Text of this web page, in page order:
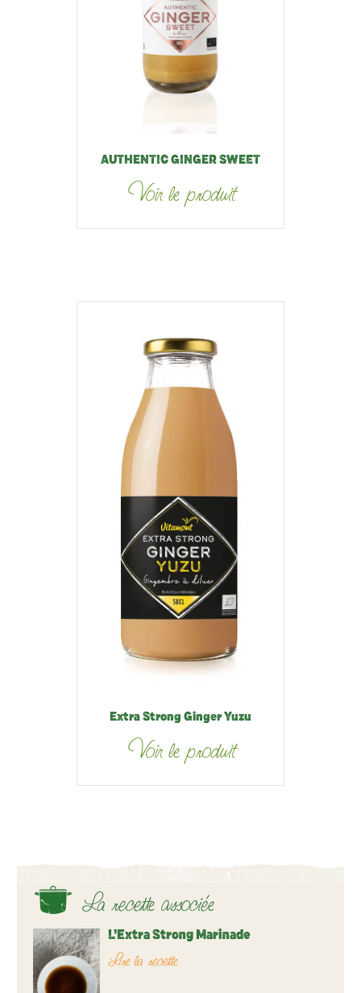
AUTHENTIC GINGER SWEET
Voir le produit
Extra Strong Ginger Yuzu
Voir le produit
La recette associée
L’Extra Strong Marinade
Lire la recette